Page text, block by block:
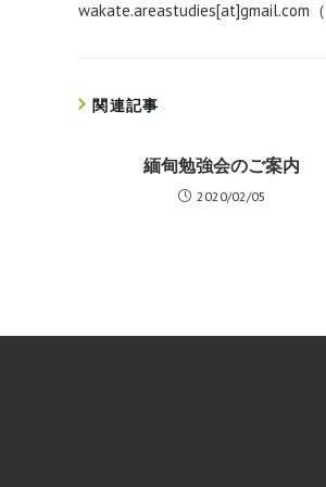
wakate.areastudies[at]gmail.com
関連記事
緬甸勉強会のご案内
2020/02/05